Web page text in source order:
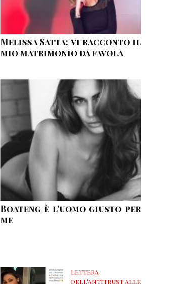
Melissa Satta: vi racconto il
mio matrimonio da favola
Boateng è l'uomo giusto per
me
Lettera
dell'antitrust alle